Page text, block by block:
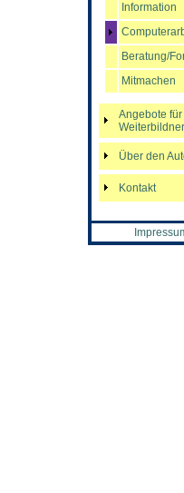
Information
Beratung/
Mitmachen
Angebote für
Weiterbildner
Über den
Kontakt